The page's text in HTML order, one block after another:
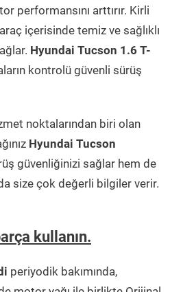
performansını arttırır. Kirli
içerisinde temiz ve sağlıklı
Hyundai Tucson 1.6 T-
kontrolü güvenli sürüş
noktalarından biri olan
Hyundai Tucson
güvenliğinizi sağlar hem de
size çok değerli bilgiler verir.
kullanın.
periyodik bakımında,